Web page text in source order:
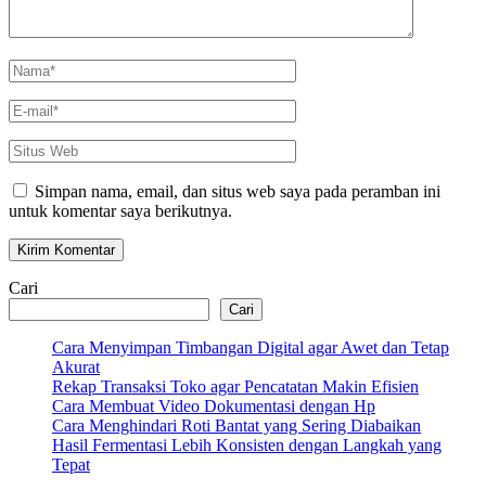
Nama*
E-
mail*
Situs
Web
Simpan nama, email, dan situs web saya pada peramban ini
untuk komentar saya berikutnya.
Cari
Cari
Cara Menyimpan Timbangan Digital agar Awet dan Tetap
Akurat
Rekap Transaksi Toko agar Pencatatan Makin Efisien
Cara Membuat Video Dokumentasi dengan Hp
Cara Menghindari Roti Bantat yang Sering Diabaikan
Hasil Fermentasi Lebih Konsisten dengan Langkah yang
Tepat